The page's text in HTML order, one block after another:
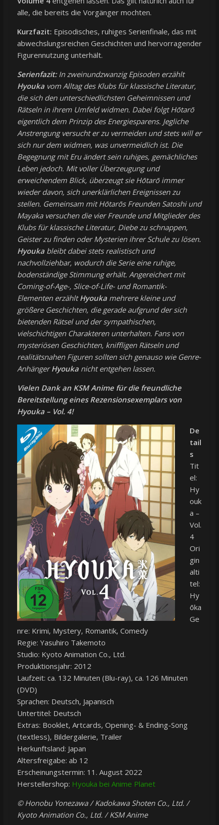
alle, die bereits die Vorgänger mochten.
Kurzfazit: Episodisches, ruhiges Serienfinale, das mit
abwechslungsreichen Geschichten und hervorragender
Figurennutzung unterhält.
Serienfazit:In zweinundzwanzig Episoden erzählt
Hyoukavom Alltag des Klubs für klassische Literatur,
die sich den unterschiedlichsten Geheimnissen und
Rätseln in ihrem Umfeld widmen. Dabei folgt Hōtarō
eigentlich dem Prinzip des Energiesparens. Jegliche
Anstrengung versucht er zu vermeiden und stets will er
sich nur dem widmen, was unvermeidlich ist. Die
Begegnung mit Eru ändert sein ruhiges, gemächliches
Leben jedoch. Mit voller Überzeugung und
erweichendem Blick, überzeugt sie Hōtarō immer
wieder davon, sich unerklärlichen Ereignissen zu
stellen. Gemeinsam mit Hōtarōs Freunden Satoshi und
Mayaka versuchen die vier Freunde und Mitglieder des
Klubs für klassische Literatur, Diebe zu schnappen,
Geister zu finden oder Mysterien ihrer Schule zu lösen.
Hyoukableibt dabei stets realistisch und
nachvollziehbar, wodurch die Serie eine ruhige,
bodenständige Stimmung erhält. Angereichert mit
Coming-of-Age-, Slice-of-Life- und Romantik-
Elementen erzähltHyoukamehrere kleine und
größere Geschichten, die gerade aufgrund der sich
bietenden Rätsel und der sympathischen,
vielschichtigen Charakteren unterhalten. Fans von
mysteriösen Geschichten, kniffligen Rätseln und
realitätsnahen Figuren sollten sich genauso wie Genre-
AnhängerHyoukanicht entgehen lassen.
Vielen Dank an KSM Anime für die freundliche
Bereitstellung eines Rezensionsexemplars von
Hyouka – Vol. 4!
De
tail
s
Tit
el:
Hy
ouk
a –
Vol.
4
Ori
gin
alti
tel:
Hy
ōka
Ge
nre: Krimi, Mystery, Romantik, Comedy
Regie: Yasuhiro Takemoto
Studio: Kyoto Animation Co., Ltd.
Produktionsjahr: 2012
Laufzeit: ca. 132 Minuten (Blu-ray), ca. 126 Minuten
(DVD)
Sprachen: Deutsch, Japanisch
Untertitel: Deutsch
Extras: Booklet, Artcards, Opening- & Ending-Song
(textless), Bildergalerie, Trailer
Herkunftsland: Japan
Altersfreigabe: ab 12
Erscheinungstermin: 11. August 2022
Herstellershop: Hyouka bei Anime Planet
© Honobu Yonezawa / Kadokawa Shoten Co., Ltd. /
Kyoto Animation Co., Ltd. / KSM Anime